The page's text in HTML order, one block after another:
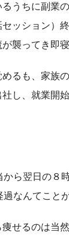
うちに副業
ッション）
襲ってき即寝
るも、家族
し、就業開
ら翌日の８時
なんてこと
痩せるのは当